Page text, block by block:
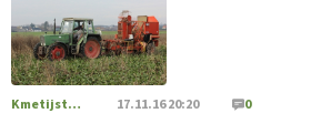
[EKOloško = LOGIČNO
tal
. VEČ
https://t.co/J7RkeaYpYu
https://t.co/RVG0FzcQN6
Kmetijstvo Podravja in Pomurja 17.11.16 20:20 0